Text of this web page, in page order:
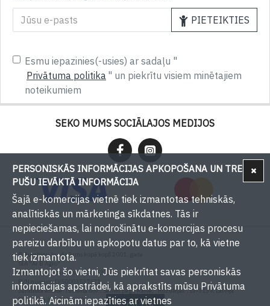
PIETEIKTIES
Esmu iepazinies(-usies) ar sadaļu "
Privātuma politika " un piekrītu visiem minētajiem
noteikumiem
SEKO MUMS SOCIĀLAJOS MEDIJOS
© Bumbieri.lv - Ar Jums kopā kopš 2001. gada
SIA "Ar B Agro"
Reģistrācijas numurs: 50003537571
PVN numurs: LV50003537571
Juridiskā adrese: Tukuma nov., Sēmes pag., Kaive, "Rožulejas", LV-3139, Latvija
Tālrunis: +371 29393001
PERSONISKĀS INFORMĀCIJAS APKOPOŠANA UN TREŠU
PUŠU IEVĀKTĀ INFORMĀCIJA
Šajā e-komercijas vietnē tiek izmantotas tehniskās,
analītiskās un mārketinga sīkdatnes. Tās ir
nepieciešamas, lai nodrošinātu e-komercijas procesu
pareizu darbību un apkopotu datus par to, kā vietne
tiek izmantota.
Izmantojot šo vietni, Jūs piekrītat savas personiskās
informācijas apstrādei, kā aprakstīts mūsu Privātuma
politikā. Aicinām iepazīties ar vietnes